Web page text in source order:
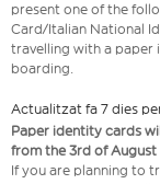
present one of the
Card/Italian National
travelling with a paper
boarding.
Actualitzat fa 7 dies
Paper identity cards
from the 3rd of August
If you are planning to